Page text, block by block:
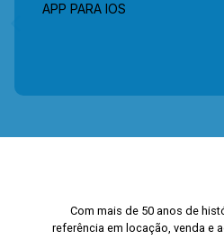
APP PARA IOS
Com mais de 50 anos de
referência em locação, venda e